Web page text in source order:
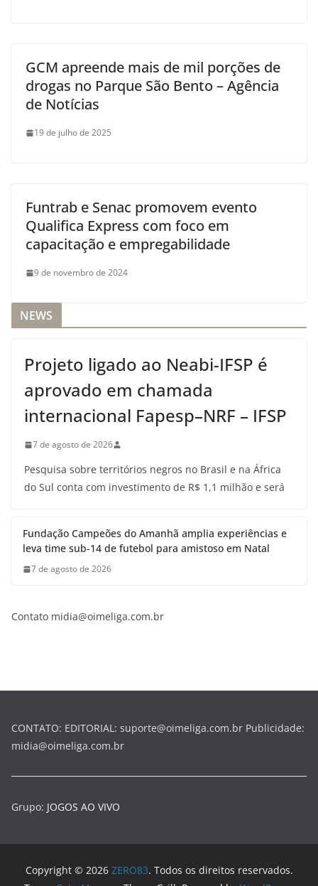
GCM apreende mais de mil porções de
drogas no Parque São Bento – Agência
de Notícias
19 de julho de 2025
Funtrab e Senac promovem evento
Qualifica Express com foco em
capacitação e empregabilidade
9 de novembro de 2024
NEWS
Projeto ligado ao Neabi-IFSP é
aprovado em chamada
internacional Fapesp–NRF – IFSP
7 de agosto de 2026
Pesquisa sobre territórios negros no Brasil e na África
do Sul conta com investimento de R$ 1,1 milhão e será
Fundação Campeões do Amanhã amplia experiências e
leva time sub-14 de futebol para amistoso em Natal
7 de agosto de 2026
Contato midia@oimeliga.com.br
CONTATO: EDITORIAL: suporte@oimeliga.com.br Publicidade:
midia@oimeliga.com.br
Grupo: JOGOS AO VIVO
Copyright © 2026 ZERO83. Todos os direitos reservados.